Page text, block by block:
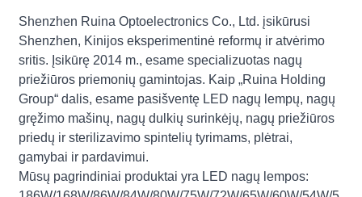
Shenzhen Ruina Optoelectronics Co., Ltd. įsikūrusi
Shenzhen, Kinijos eksperimentinė reformų ir atvėrimo
sritis. Įsikūrę 2014 m., esame specializuotas nagų
priežiūros priemonių gamintojas. Kaip „Ruina Holding
Group“ dalis, esame pasišventę LED nagų lempų, nagų
gręžimo mašinų, nagų dulkių surinkėjų, nagų priežiūros
priedų ir sterilizavimo spintelių tyrimams, plėtrai,
gamybai ir pardavimui.
Mūsų pagrindiniai produktai yra LED nagų lempos: